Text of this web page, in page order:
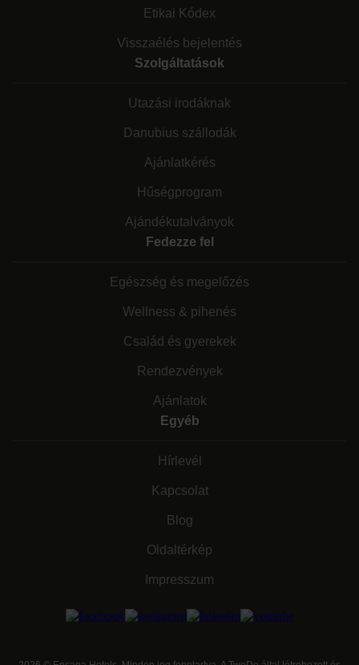
Etikai Kódex
Visszaélés bejelentés
Szolgáltatások
Utazási irodáknak
Danubius szállodák
Ajánlatkérés
Hűségprogram
Ajándékutalványok
Fedezze fel
Egészség és megelőzés
Wellness & pihenés
Család és gyerekek
Rendezvények
Ajánlatok
Egyéb
Hírlevél
Kapcsolat
Blog
Oldaltérkép
Impresszum